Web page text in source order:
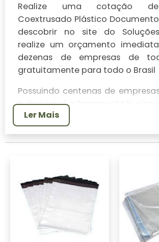
Realize uma cotação de
Coextrusado Plástico
descobrir no site do
realize um orçamento
dezenas de empresas de
gratuitamente para todo o Brasil
Possuindo centenas de
Industriais é a ferramenta
mais completo da área
realizar um orçamento de
Coextrusado Plástico
Ler Mais